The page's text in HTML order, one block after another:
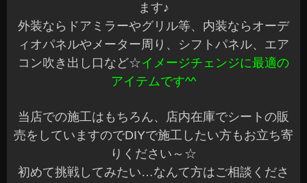
ます♪
外装ならドアミラーやグリル等、内装ならオーデ
ィオパネルやメーター周り、シフトパネル、エア
コン吹き出し口など☆イメージチェンジに最適の
アイテムです^^
当店での施工はもちろん、店内在庫でシートの販
売をしていますのでDIYで施工したい方もお立ち寄
りください～☆
初めて挑戦してみたい…なんて方はご相談くださ